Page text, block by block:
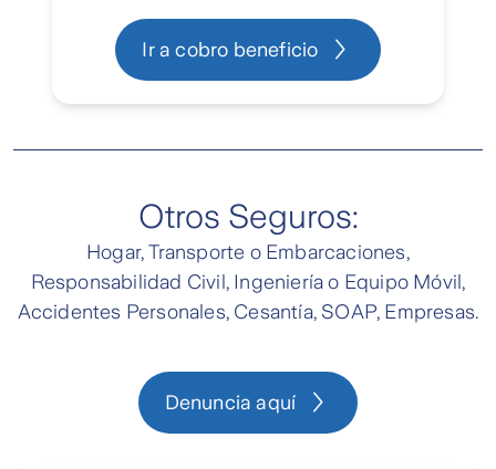
Cesantía
Ir a cobro beneficio
Otros Seguros:
Hogar, Transporte o Embarcaciones,
Responsabilidad Civil, Ingeniería o Equipo Móvil,
Accidentes Personales, Cesantía, SOAP, Empresas.
Denuncia aquí